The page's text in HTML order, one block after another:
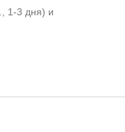
, 1-3 дня) и